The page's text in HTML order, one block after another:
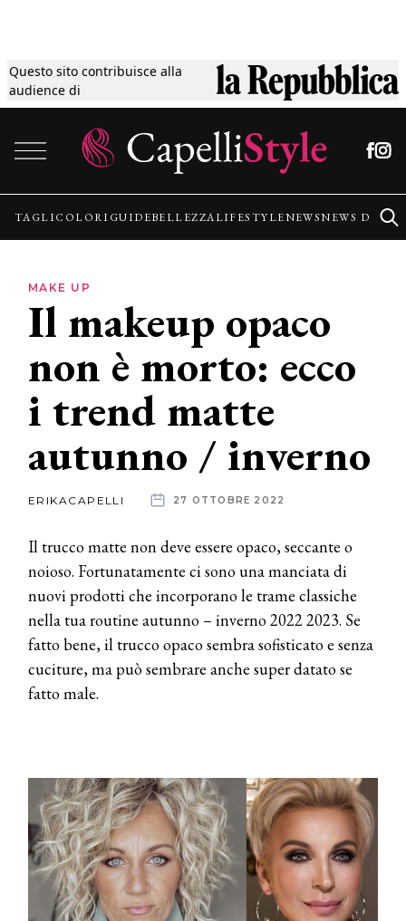
Questo sito contribuisce alla
audience di
Tagli
Colori
Guide
Lifestyle
News
News
TAGLICOLORI GUIDEBELLEZZALIFESTYLENEWSNEWS
MAKE UP
Il makeup opaco
non è morto: ecco
i trend matte
autunno / inverno
ERIKACAPELLI 27 OTTOBRE 2022
Il trucco matte non deve essere opaco, seccante o
noioso. Fortunatamente ci sono una manciata di
nuovi prodotti che incorporano le trame classiche
nella tua routine autunno – inverno 2022 2023. Se
fatto bene, il trucco opaco sembra sofisticato e senza
cuciture, ma può sembrare anche super datato se
fatto male.